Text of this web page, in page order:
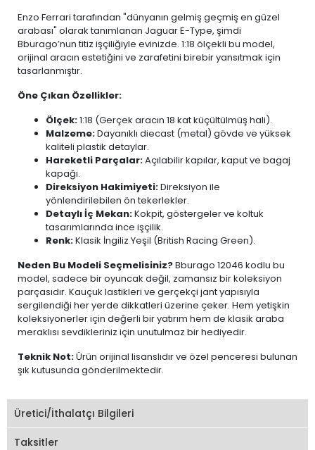
Enzo Ferrari tarafından "dünyanın gelmiş geçmiş en güzel
arabası" olarak tanımlanan Jaguar E-Type, şimdi
Bburago’nun titiz işçiliğiyle evinizde. 1:18 ölçekli bu model,
orijinal aracın estetiğini ve zarafetini birebir yansıtmak için
tasarlanmıştır.
Öne Çıkan Özellikler:
Ölçek:1:18 (Gerçek aracın 18 kat küçültülmüş hali).
Malzeme:Dayanıklı diecast (metal) gövde ve yüksek
kaliteli plastik detaylar.
Hareketli Parçalar:Açılabilir kapılar, kaput ve bagaj
kapağı.
Direksiyon Hakimiyeti:Direksiyon ile
yönlendirilebilen ön tekerlekler.
Detaylı İç Mekan:Kokpit, göstergeler ve koltuk
tasarımlarında ince işçilik.
Renk:Klasik İngiliz Yeşil (British Racing Green).
Neden Bu Modeli Seçmelisiniz?Bburago 12046 kodlu bu
model, sadece bir oyuncak değil, zamansız bir koleksiyon
parçasıdır. Kauçuk lastikleri ve gerçekçi jant yapısıyla
sergilendiği her yerde dikkatleri üzerine çeker. Hem yetişkin
koleksiyonerler için değerli bir yatırım hem de klasik araba
meraklısı sevdikleriniz için unutulmaz bir hediyedir.
Teknik Not:Ürün orijinal lisanslıdır ve özel penceresi bulunan
şık kutusunda gönderilmektedir.
Üretici/İthalatçı Bilgileri
Taksitler